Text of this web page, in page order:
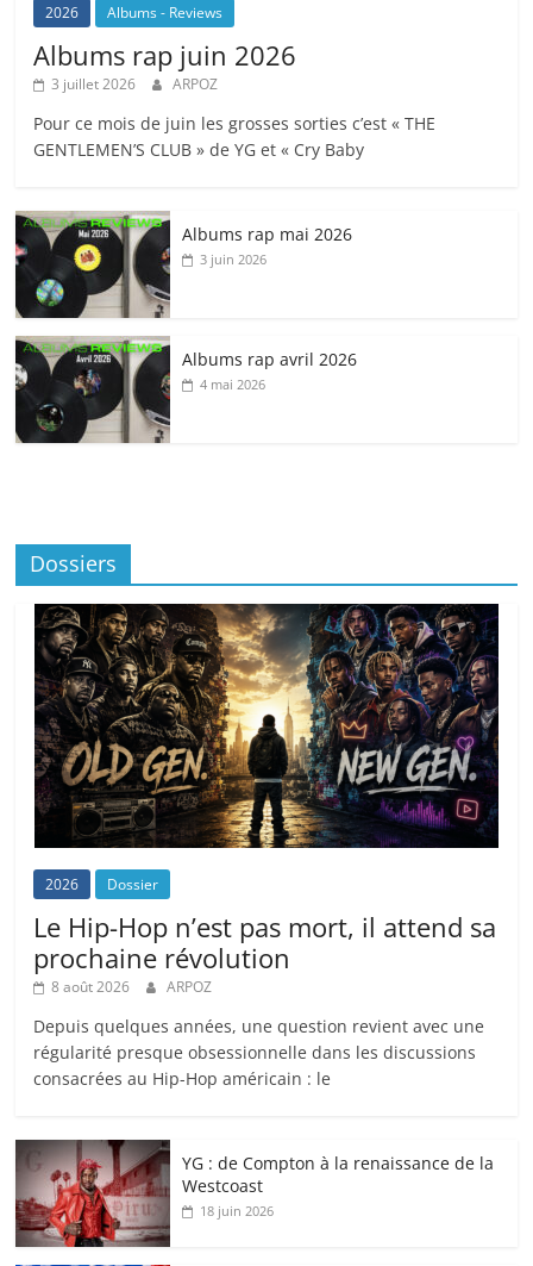
2026 Albums - Reviews
Albums rap juin 2026
3 juillet 2026 ARPOZ
Pour ce mois de juin les grosses sorties c’est « THE
GENTLEMEN’S CLUB » de YG et « Cry Baby
Albums rap mai 2026
3 juin 2026
Albums rap avril 2026
4 mai 2026
Dossiers
2026 Dossier
Le Hip-Hop n’est pas mort, il attend sa
prochaine révolution
8 août 2026 ARPOZ
Depuis quelques années, une question revient avec une
régularité presque obsessionnelle dans les discussions
consacrées au Hip-Hop américain : le
YG : de Compton à la renaissance de la
Westcoast
18 juin 2026